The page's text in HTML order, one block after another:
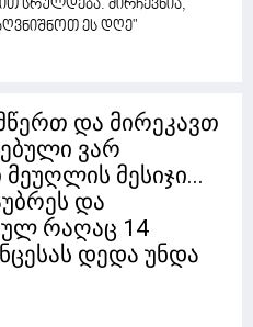
სრულდება. მირჩევნია,
ეს დღე"
და მირეკავთ
ვარ
მეუღლის მესიჯი...
და
რაღაც 14
დედა უნდა